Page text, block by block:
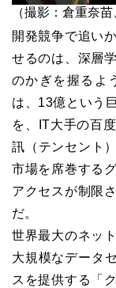
（撮影：倉重奈
開発競争で追い
せるのは、深層
のかぎを握るよ
は、13億という
を、IT大手の百
訊（テンセント
市場を席巻する
アクセスが制限
だ。
世界最大のネッ
大規模なデータ
スを提供する「